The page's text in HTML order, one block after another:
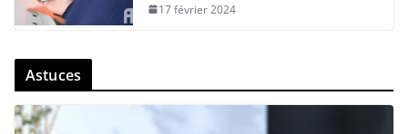
17 février 2024
Astuces